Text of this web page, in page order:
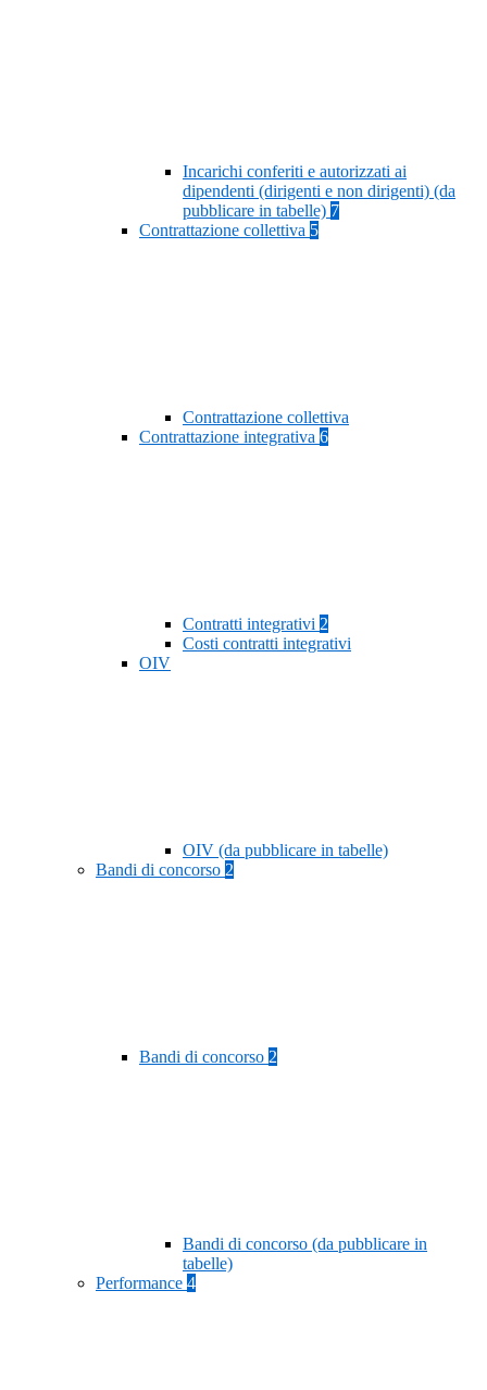
Incarichi conferiti e autorizzati ai
dipendenti (dirigenti e non dirigenti) (da
pubblicare in tabelle) 7
Contrattazione collettiva 5
Contrattazione collettiva
Contrattazione integrativa 6
Contratti integrativi 2
Costi contratti integrativi
OIV
OIV (da pubblicare in tabelle)
Bandi di concorso 2
Bandi di concorso 2
Bandi di concorso (da pubblicare in
tabelle)
Performance 4